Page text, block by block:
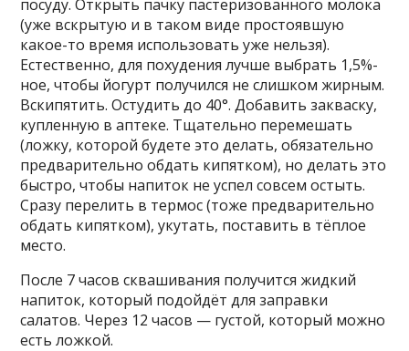
посуду. Открыть пачку пастеризованного молока
(уже вскрытую и в таком виде простоявшую
какое-то время использовать уже нельзя).
Естественно, для похудения лучше выбрать 1,5%-
ное, чтобы йогурт получился не слишком жирным.
Вскипятить. Остудить до 40°. Добавить закваску,
купленную в аптеке. Тщательно перемешать
(ложку, которой будете это делать, обязательно
предварительно обдать кипятком), но делать это
быстро, чтобы напиток не успел совсем остыть.
Сразу перелить в термос (тоже предварительно
обдать кипятком), укутать, поставить в тёплое
место.
После 7 часов сквашивания получится жидкий
напиток, который подойдёт для заправки
салатов. Через 12 часов — густой, который можно
есть ложкой.